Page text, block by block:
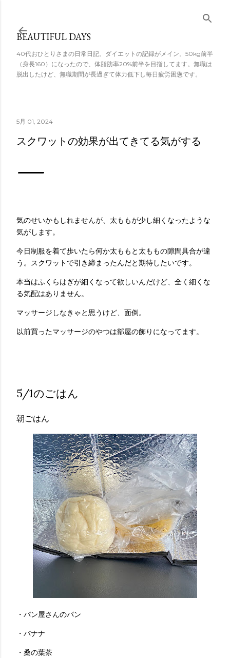
スキップしてメ
イン コンテンツ
に移動
BEAUTIFUL DAYS
40代おひとりさまの日常日記。ダイエットの記録がメイン。50kg前半
（身長160）になったので、体脂肪率20%前半を目指してます。無職は
脱出したけど、無職期間が長過ぎて体力低下し毎日疲労困憊です。
5月 01, 2024
スクワットの効果が出てきてる気がする
気のせいかもしれませんが、太ももが少し細くなったような
気がします。
今日制服を着て歩いたら何か太ももと太ももの隙間具合が違
う。スクワットで引き締まったんだと期待したいです。
本当はふくらはぎが細くなって欲しいんだけど、全く細くな
る気配はありません。
マッサージしなきゃと思うけど、面倒。
以前買ったマッサージのやつは部屋の飾りになってます。
5/1のごはん
朝ごはん
・パン屋さんのパン
・バナナ
・桑の葉茶